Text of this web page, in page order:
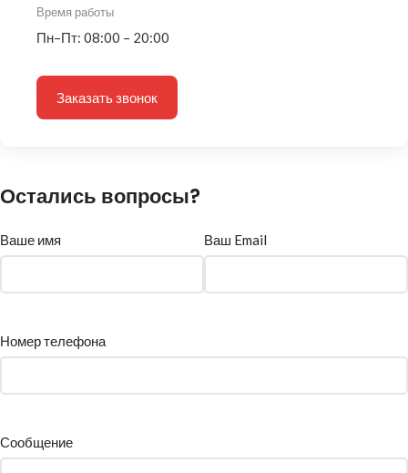
Время работы
Пн–Пт: 08:00 – 20:00
Заказать звонок
Остались вопросы?
Ваше имя Ваш Email
Номер телефона
Сообщение